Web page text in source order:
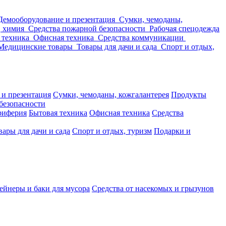
и презентация Сумки, чемоданы,
химия Средства пожарной безопасности Рабочая спецодежда
Офисная техника Средства коммуникации
товары Товары для дачи и сада Спорт и отдых,
презентация Сумки, чемоданы, кожгалантерея Продукты
Бытовая техника Офисная техника Средства
для дачи и сада Спорт и отдых, туризм Подарки и
и баки для мусора Средства от насекомых и грызунов